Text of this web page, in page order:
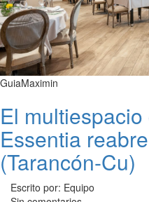
GuiaMaximin
El
Essentia
(Tarancón-Cu)
Escrito por: Equipo